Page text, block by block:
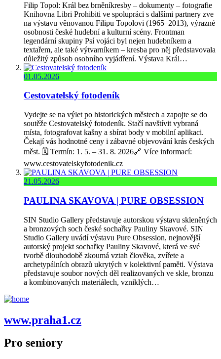
Filip Topol: Král bez brněníkresby – dokumenty – fotografie
Knihovna Libri Prohibiti ve spolupráci s dalšími partnery zve
na výstavu věnovanou Filipu Topolovi (1965–2013), výrazné
osobnosti české hudební a kulturní scény. Frontman
legendární skupiny Psí vojáci byl nejen hudebníkem a
textařem, ale také výtvarníkem – kresba pro něj představovala
důležitý způsob osobního vyjádření. Výstava Král…
01.05.2026
Cestovatelský fotodeník
Vydejte se na výlet po historických městech a zapojte se do
soutěže Cestovatelský fotodeník. Stačí navštívit vybraná
místa, fotografovat kašny a sbírat body v mobilní aplikaci.
Čekají vás hodnotné ceny i zábavné objevování krás českých
měst. 🗓️ Termín: 1. 5. – 31. 8. 2026🔗 Více informací:
www.cestovatelskyfotodenik.cz
21.05.2026
PAULINA SKAVOVA | PURE OBSESSION
SIN Studio Gallery představuje autorskou výstavu skleněných
a bronzových soch české sochařky Pauliny Skavové. SIN
Studio Gallery uvádí výstavu Pure Obsession, nejnovější
autorský projekt sochařky Pauliny Skavové, která ve své
tvorbě dlouhodobě zkoumá vztah člověka, zvířete a
archetypálních obrazů ukrytých v kolektivní paměti. Výstava
představuje soubor nových děl realizovaných ve skle, bronzu
a kombinovaných materiálech, vzniklých…
www.praha1.cz
Pro seniory